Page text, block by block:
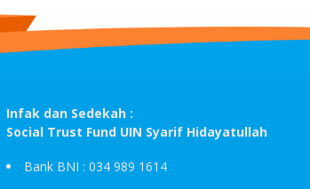
Infak dan Sedekah :
Social Trust Fund UIN Syarif Hidayatullah
Bank BNI : 034 989 1614